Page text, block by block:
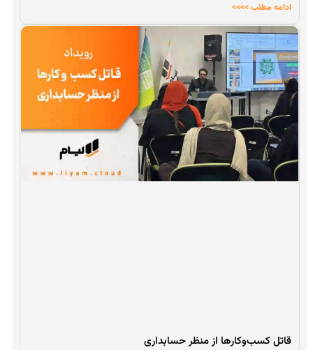
ادامه مطلب >>>>
قاتل کسب‌وکارها از منظر حسابداری